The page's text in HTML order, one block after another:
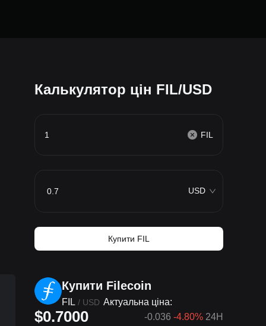
Калькулятор цін FIL/USD
FIL
USD
Купити FIL
Купити Filecoin
FIL / USD Актуальна ціна:
$0.7000 -0.036 -4.80% 24H